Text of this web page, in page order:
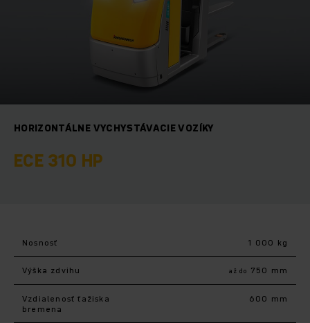
HORIZONTÁLNE VYCHYSTÁVACIE VOZÍKY
ECE 310 HP
Nosnosť 1 000 kg
Výška zdvihu až do 750 mm
Vzdialenosť ťažiska
bremena
600 mm